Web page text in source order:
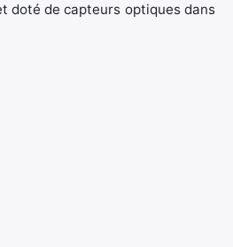
doté de capteurs optiques dans